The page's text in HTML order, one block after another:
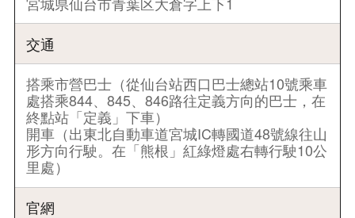
交通
搭乘市營巴士（從仙台站西口巴士總站10號乘車
處搭乘844、845、846路往定義方向的巴士，在
終點站「定義」下車）
開車（出東北自動車道宮城IC轉國道48號線往山
形方向行駛。在「熊根」紅綠燈處右轉行駛10公
里處）
官網